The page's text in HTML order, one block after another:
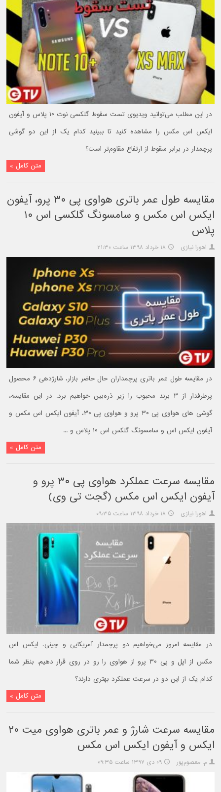
در این مطلب می‌توانید ویدیوی تست سقوط گلکسی نوت ۱۰ پلاس و آیفون
ایکس اس مکس را مشاهده کنید تا ببینید کدام یک از این دو گوشی
پرچمدار در برابر سقوط از ارتفاع مقاوم‌تر است؟
متن کامل »
مقایسه طول عمر باتری هواوی پی ۳۰ پرو، آیفون
ایکس اس مکس و سامسونگ گلکسی اس ۱۰
پلاس
اهورا نیازی ۱۸ خرداد ۱۳۹۸ ساعت ۲۱:۳۰
در مقایسه طول عمر باتری پرچمداران حال حاضر بازار، شارژدهی ۶ محصول
پرطرفدار از ۳ برند محبوب را زیر ذره‌بین خواهیم برد. در این مقایسه،
گوشی های هواوی پی ۳۰ پرو و هواوی پی ۳۰، آیفون ایکس اس مکس و
آیفون ایکس اس و سامسونگ گلکس اس ۱۰ پلاس و ...
متن کامل »
مقایسه سرعت عملکرد هواوی پی ۳۰ پرو و
آیفون ایکس اس مکس (گجت تی وی)
اهورا نیازی ۱۸ خرداد ۱۳۹۸ ساعت ۰۹:۳۵
در مقایسه امروز می‌خواهیم دو پرچمدار آمریکایی و چینی، ایکس اس
مکس از اپل و پی ۳۰ پرو از هواوی را رو در روی قرار دهیم. بنظر شما
کدام یک از این دو در سرعت عملکرد بهتری دارند؟
متن کامل »
مقایسه سرعت شارژ و عمر باتری هواوی میت ۲۰
ایکس و آیفون ایکس اس مکس
م. معصوم‌پور ۰۹ دی ۱۳۹۷ ساعت ۰۹:۳۵